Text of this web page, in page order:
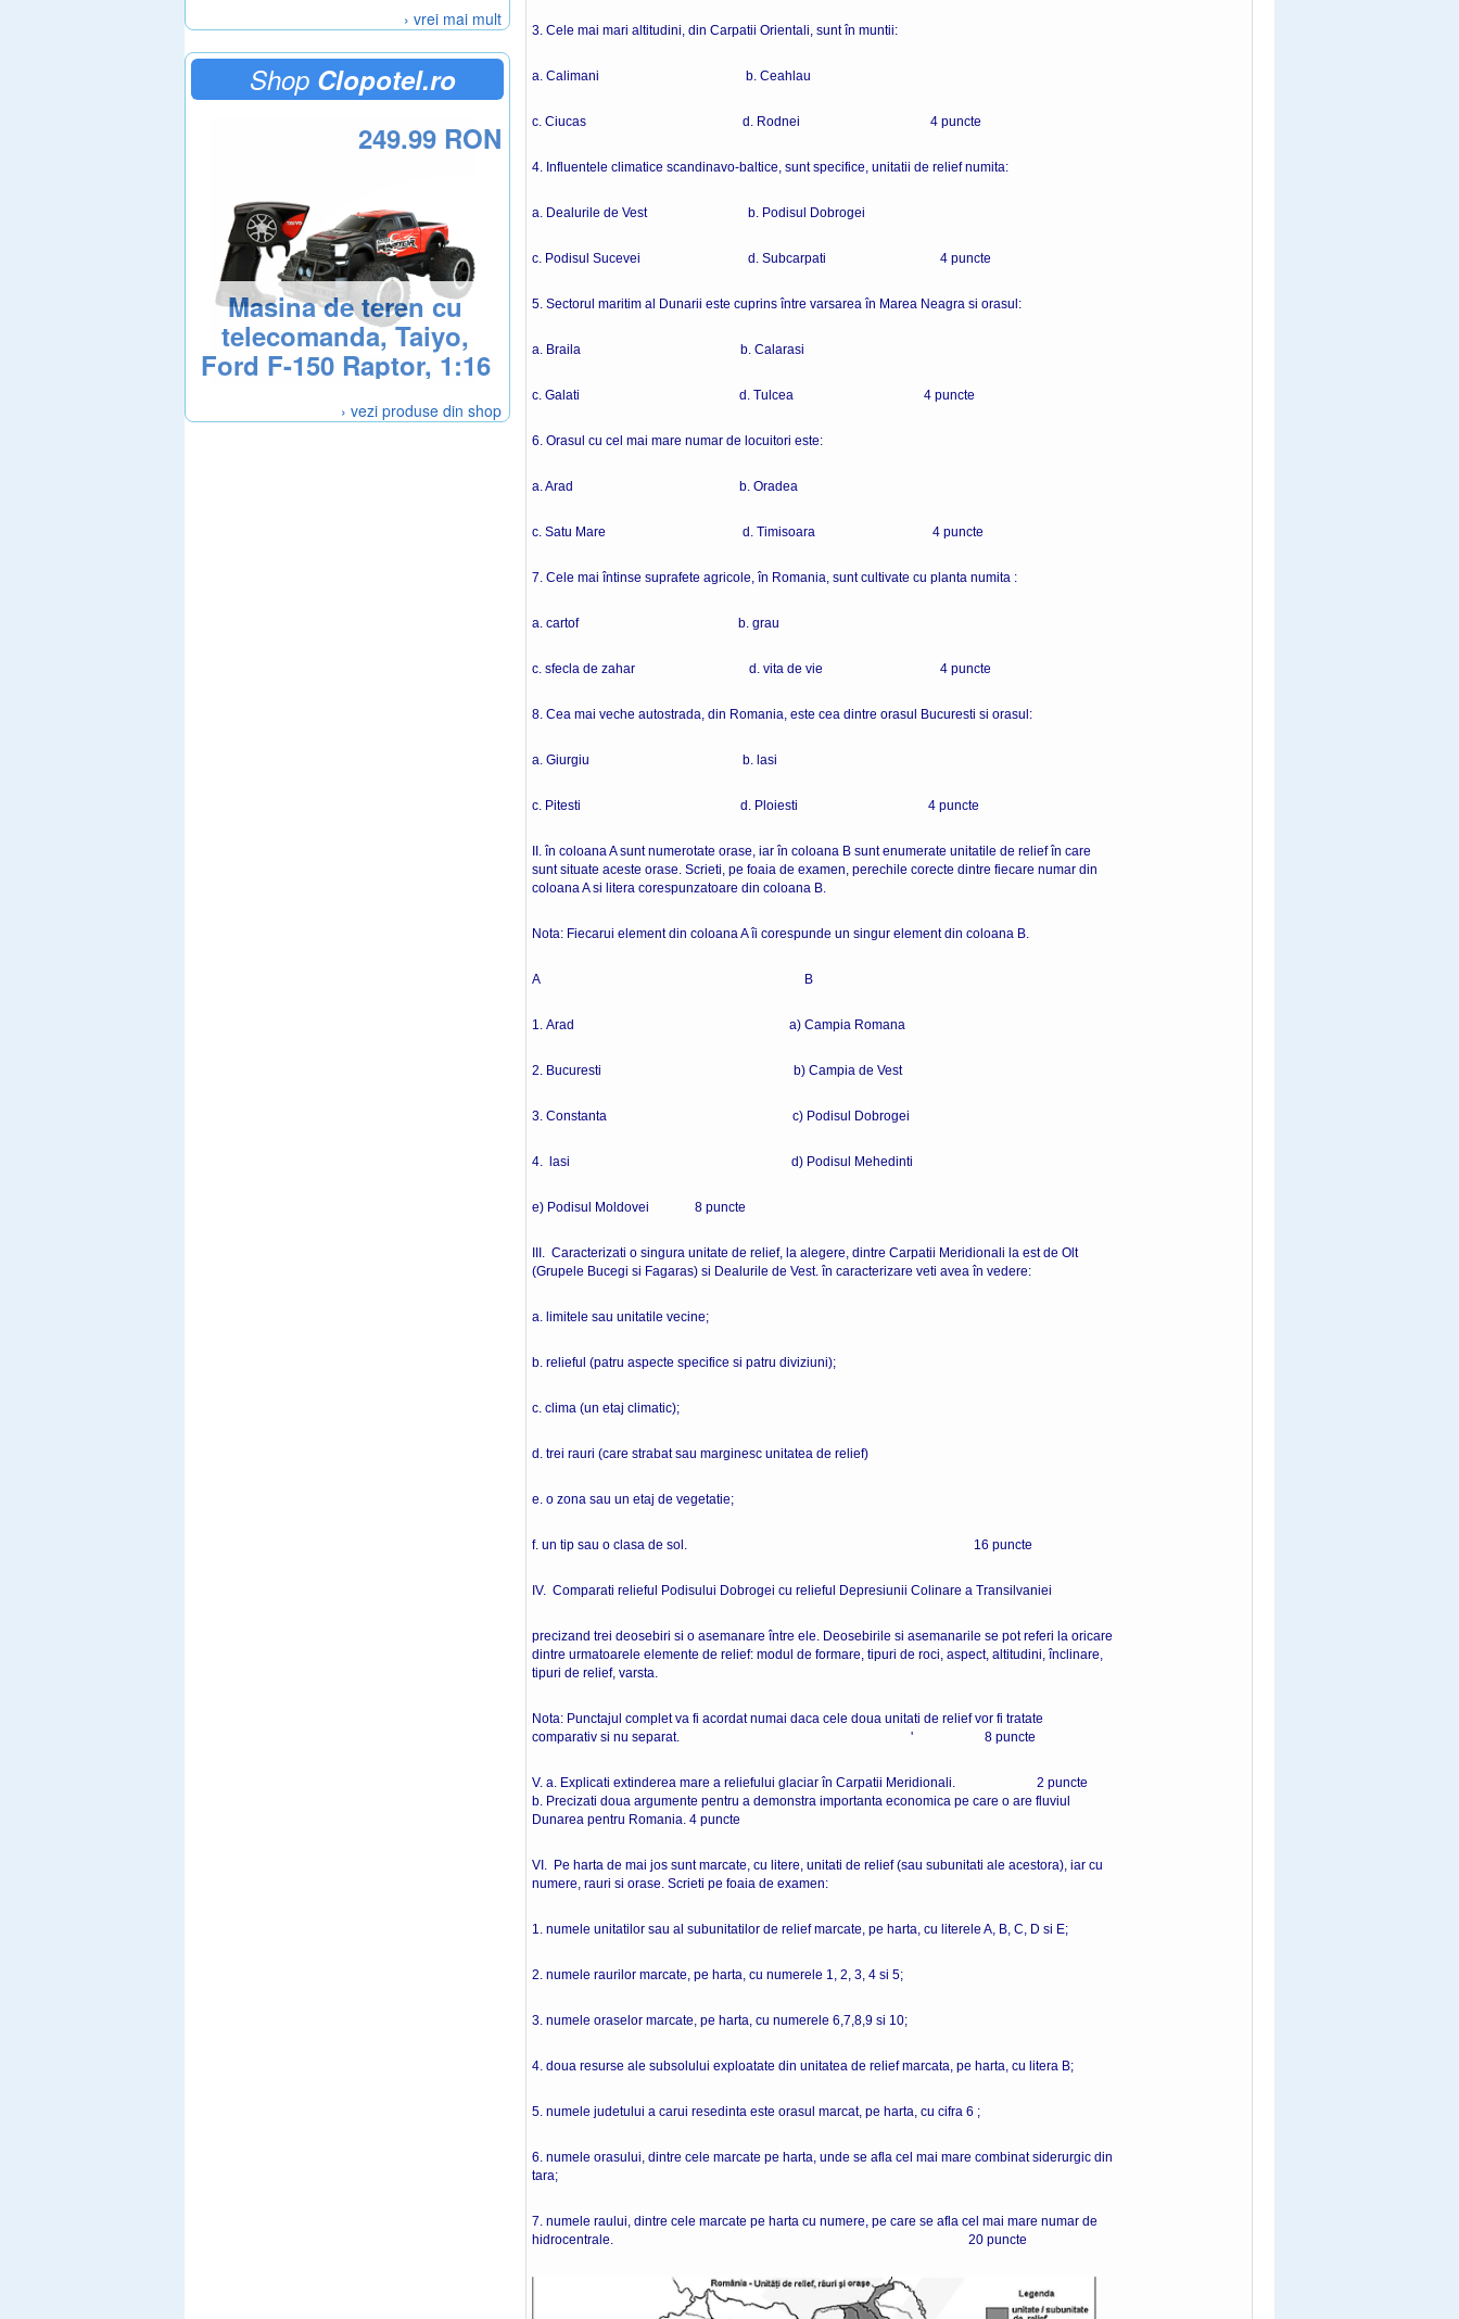
› vrei mai mult
Shop Clopotel.ro
Masina de teren cu
telecomanda, Taiyo,
Ford F-150 Raptor, 1:16
249.99 RON
› vezi produse din shop
3. Cele mai mari altitudini, din Carpatii Orientali, sunt în muntii:
a. Calimani b. Ceahlau
c. Ciucas d. Rodnei 4 puncte
4. Influentele climatice scandinavo-baltice, sunt specifice, unitatii de relief numita:
a. Dealurile de Vest b. Podisul Dobrogei
c. Podisul Sucevei d. Subcarpati 4 puncte
5. Sectorul maritim al Dunarii este cuprins între varsarea în Marea Neagra si orasul:
a. Braila b. Calarasi
c. Galati d. Tulcea 4 puncte
6. Orasul cu cel mai mare numar de locuitori este:
a. Arad b. Oradea
c. Satu Mare d. Timisoara 4 puncte
7. Cele mai întinse suprafete agricole, în Romania, sunt cultivate cu planta numita :
a. cartof b. grau
c. sfecla de zahar d. vita de vie 4 puncte
8. Cea mai veche autostrada, din Romania, este cea dintre orasul Bucuresti si orasul:
a. Giurgiu b. lasi
c. Pitesti d. Ploiesti 4 puncte
II. în coloana A sunt numerotate orase, iar în coloana B sunt enumerate unitatile de relief în care
sunt situate aceste orase. Scrieti, pe foaia de examen, perechile corecte dintre fiecare numar din
coloana A si litera corespunzatoare din coloana B.
Nota: Fiecarui element din coloana A îi corespunde un singur element din coloana B.
A B
1. Arad a) Campia Romana
2. Bucuresti b) Campia de Vest
3. Constanta c) Podisul Dobrogei
4. lasi d) Podisul Mehedinti
e) Podisul Moldovei 8 puncte
III. Caracterizati o singura unitate de relief, la alegere, dintre Carpatii Meridionali la est de Olt
(Grupele Bucegi si Fagaras) si Dealurile de Vest. în caracterizare veti avea în vedere:
a. limitele sau unitatile vecine;
b. relieful (patru aspecte specifice si patru diviziuni);
c. clima (un etaj climatic);
d. trei rauri (care strabat sau marginesc unitatea de relief)
e. o zona sau un etaj de vegetatie;
f. un tip sau o clasa de sol. 16 puncte
IV. Comparati relieful Podisului Dobrogei cu relieful Depresiunii Colinare a Transilvaniei
precizand trei deosebiri si o asemanare între ele. Deosebirile si asemanarile se pot referi la oricare
dintre urmatoarele elemente de relief: modul de formare, tipuri de roci, aspect, altitudini, înclinare,
tipuri de relief, varsta.
Nota: Punctajul complet va fi acordat numai daca cele doua unitati de relief vor fi tratate
comparativ si nu separat. ' 8 puncte
V. a. Explicati extinderea mare a reliefului glaciar în Carpatii Meridionali. 2 puncte
b. Precizati doua argumente pentru a demonstra importanta economica pe care o are fluviul
Dunarea pentru Romania. 4 puncte
VI. Pe harta de mai jos sunt marcate, cu litere, unitati de relief (sau subunitati ale acestora), iar cu
numere, rauri si orase. Scrieti pe foaia de examen:
1. numele unitatilor sau al subunitatilor de relief marcate, pe harta, cu literele A, B, C, D si E;
2. numele raurilor marcate, pe harta, cu numerele 1, 2, 3, 4 si 5;
3. numele oraselor marcate, pe harta, cu numerele 6,7,8,9 si 10;
4. doua resurse ale subsolului exploatate din unitatea de relief marcata, pe harta, cu litera B;
5. numele judetului a carui resedinta este orasul marcat, pe harta, cu cifra 6 ;
6. numele orasului, dintre cele marcate pe harta, unde se afla cel mai mare combinat siderurgic din
tara;
7. numele raului, dintre cele marcate pe harta cu numere, pe care se afla cel mai mare numar de
hidrocentrale. 20 puncte